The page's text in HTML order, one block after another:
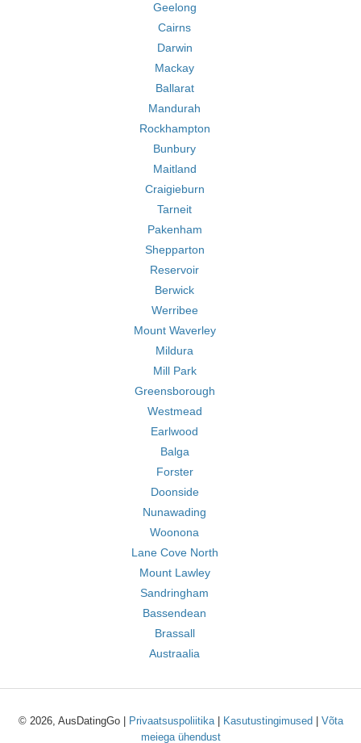
Geelong
Cairns
Darwin
Mackay
Ballarat
Mandurah
Rockhampton
Bunbury
Maitland
Craigieburn
Tarneit
Pakenham
Shepparton
Reservoir
Berwick
Werribee
Mount Waverley
Mildura
Mill Park
Greensborough
Westmead
Earlwood
Balga
Forster
Doonside
Nunawading
Woonona
Lane Cove North
Mount Lawley
Sandringham
Bassendean
Brassall
Austraalia
© 2026, AusDatingGo | Privaatsuspoliitika| Kasutustingimused
Võta
meiega ühendust